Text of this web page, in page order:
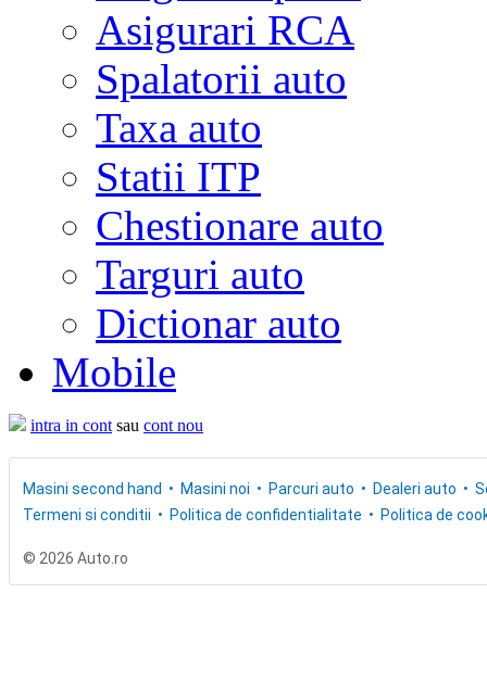
Asigurari RCA
Spalatorii auto
Taxa auto
Statii ITP
Chestionare auto
Targuri auto
Dictionar auto
Mobile
intra in cont sau cont nou
Masini second hand Masini noi Parcuri auto Dealeri auto
Termeni si conditii
Politica de confidentialitate Politica de
© 2026 Auto.ro